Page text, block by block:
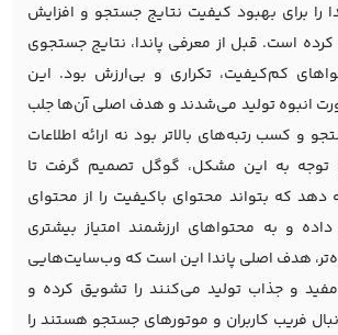
را برای بهبود کیفیت نتایج جستجو و افزایش
کرده است. قبل از معرفی پاندا، نتایج جستجوی
کم‌کیفیت، تکراری و بی‌ارزش بود. این
انبوه تولید می‌شدند و هدف اصلی آن‌ها جلب
و کسب رتبه‌های بالاتر بود نه ارائه اطلاعات
توجه به این مشکل، گوگل تصمیم گرفت تا
دهد که بتواند محتوای باکیفیت را از محتوای
و به محتواهای ارزشمند امتیاز بیشتری
هدف اصلی پاندا این است که وب‌سایت‌هایی
و جذاب تولید می‌کنند را تشویق کرده و
فریب کاربران و موتورهای جستجو هستند را